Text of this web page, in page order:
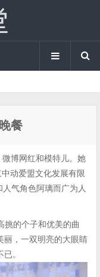
餐
博网红和模特儿。她
动爱盟文化发展有限
气角色阿璃而广为人
挑的个子和优美的曲
丽，一双明亮的大眼睛
。